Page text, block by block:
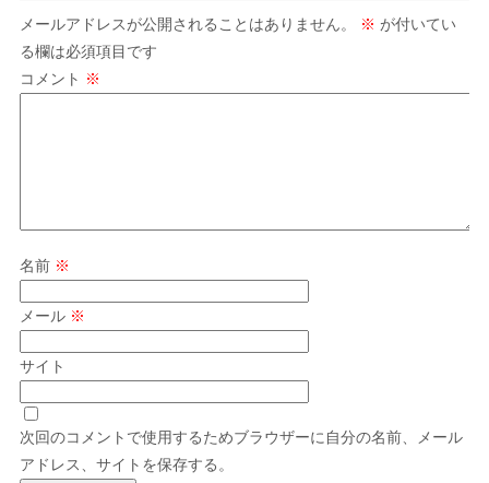
メールアドレスが公開されることはありません。 ※ が付いてい
る欄は必須項目です
コメント ※
名前 ※
メール ※
サイト
次回のコメントで使用するためブラウザーに自分の名前、メール
アドレス、サイトを保存する。